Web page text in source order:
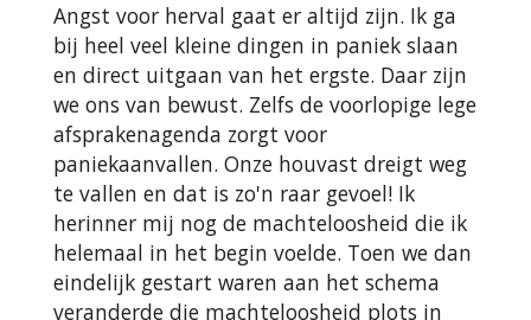
Angst voor herval gaat er altijd zijn. Ik ga
bij heel veel kleine dingen in paniek slaan
en direct uitgaan van het ergste. Daar zijn
we ons van bewust. Zelfs de voorlopige lege
afsprakenagenda zorgt voor
paniekaanvallen. Onze houvast dreigt weg
te vallen en dat is zo'n raar gevoel! Ik
herinner mij nog de machteloosheid die ik
helemaal in het begin voelde. Toen we dan
eindelijk gestart waren aan het schema
veranderde die machteloosheid plots in